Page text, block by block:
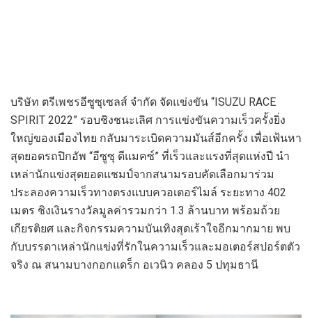
บริษัท ตรีเพชรอีซูซุเซลส์ จำกัด จัดแข่งขัน “ISUZU RACE
SPIRIT 2022” รอบชิงชนะเลิศ การแข่งขันความเร็วครั้งยิ่ง
ใหญ่ของเมืองไทย กลับมาระเบิดความมันส์อีกครั้ง เพื่อเฟ้นหา
สุดยอดรถปิกอัพ “อีซูซุ ดีแมคซ์” ที่เร็วและแรงที่สุดแห่งปี นำ
เหล่านักแข่งสุดยอดแชมป์จากสนามรอบคัดเลือกมาร่วม
ประลองความเร็วทางตรงแบบควอเตอร์ไมล์ ระยะทาง 402
เมตร ชิงเงินรางวัลมูลค่ารวมกว่า 1.3 ล้านบาท พร้อมถ้วย
เกียรติยศ และกิจกรรมความบันเทิงสุดเร้าใจอีกมากมาย พบ
กับบรรดาเหล่านักแข่งที่รักในความเร็วและมอเตอร์สปอร์ตตัว
จริง ณ สนามบางกอกแดร็ก อเวนิว คลอง 5 ปทุมธานี